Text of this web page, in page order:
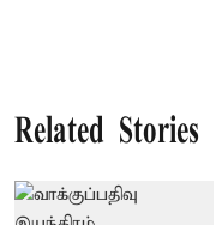
Related Stories